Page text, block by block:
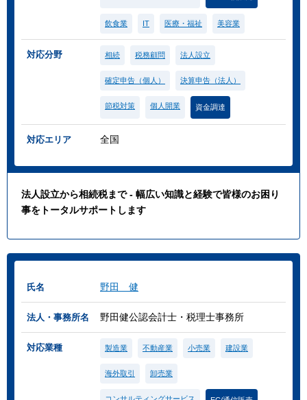
飲食業 IT 医療・福祉 美容業
対応分野 相続 税務顧問 法人設立
確定申告（個人） 決算申告（法人）
節税対策 個人開業 資金調達
対応エリア 全国
法人設立から相続税まで - 幅広い知識と経験で皆様のお困り
事をトータルサポートします
氏名 野田 健
法人・事務所名 野田健公認会計士・税理士事務所
対応業種 製造業 不動産業 小売業 建設業
海外取引 卸売業